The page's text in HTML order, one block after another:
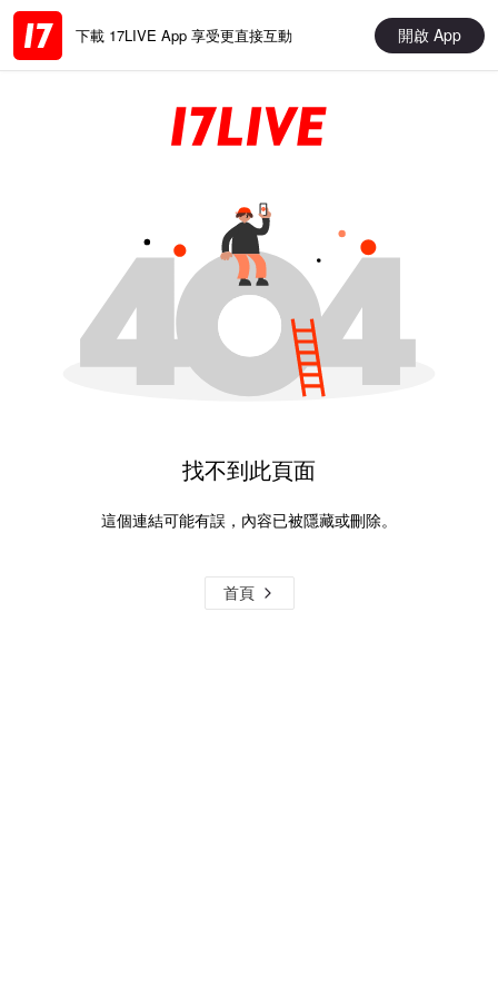
下載 17LIVE App 享受更直接互動 開啟 App
找不到此頁面
這個連結可能有誤，內容已被隱藏或刪除。
首頁